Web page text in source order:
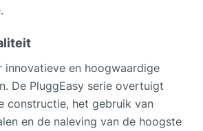
innovatieve en hoogwaardige
De PluggEasy serie overtuigt
constructie, het gebruik van
en de naleving van de hoogste